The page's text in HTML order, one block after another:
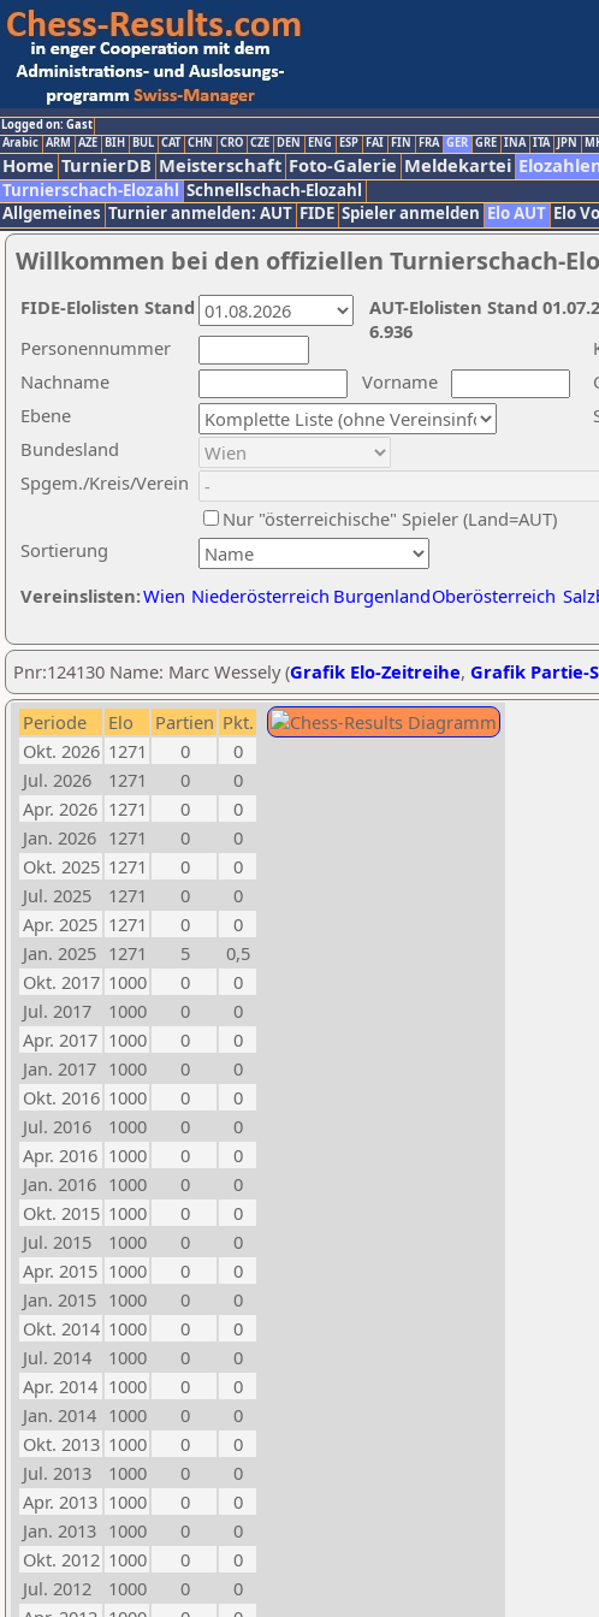
Logged on: Gast
Arabic ARM AZE BIH BUL CAT CHN CRO CZE DEN ENG ESP FAI FIN FRA GER GRE INA ITA JPN
Home TurnierDB Meisterschaft Foto-Galerie Meldekartei
Turnierschach-Elozahl Schnellschach-Elozahl
Allgemeines Turnier anmelden: AUT FIDE Spieler anmelden Elo AUT Elo
Willkommen bei den offiziellen Turnierschach-
Nachname
Vorname
Ebene
Sortierung
Personennummer
Bundesland
Spgem./Kreis/Verein
Nur "österreichische" Spieler (Land=AUT)
Vereinslisten:Wien Niederösterreich BurgenlandOberösterreich
AUT-Elolisten Stand
6.936
FIDE-Elolisten Stand
Pnr:124130 Name: Marc Wessely (Grafik Elo-Zeitreihe, Grafik Partie-
Periode Elo Partien Pkt.
Okt. 2026 1271 0
0
Jul. 2026
1271 0
0
Apr. 2026 1271 0
0
Jan. 2026 1271 0
0
Okt. 2025 1271 0
0
Jul. 2025
1271 0
0
Apr. 2025 1271 0
0
Jan. 2025 1271 5
0,5
Okt. 2017 1000 0
0
Jul. 2017
1000 0
0
Apr. 2017 1000 0
0
Jan. 2017 1000 0
0
Okt. 2016 1000 0
0
Jul. 2016
1000 0
0
Apr. 2016 1000 0
0
Jan. 2016 1000 0
0
Okt. 2015 1000 0
0
Jul. 2015
1000 0
0
Apr. 2015 1000 0
0
Jan. 2015 1000 0
0
Okt. 2014 1000 0
0
Jul. 2014
1000 0
0
Apr. 2014 1000 0
0
Jan. 2014 1000 0
0
Okt. 2013 1000 0
0
Jul. 2013
1000 0
0
Apr. 2013 1000 0
0
Jan. 2013 1000 0
0
Okt. 2012 1000 0
0
Jul. 2012
1000 0
0